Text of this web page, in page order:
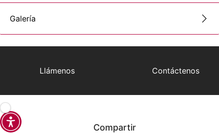
Galería
Llámenos Contáctenos
Compartir